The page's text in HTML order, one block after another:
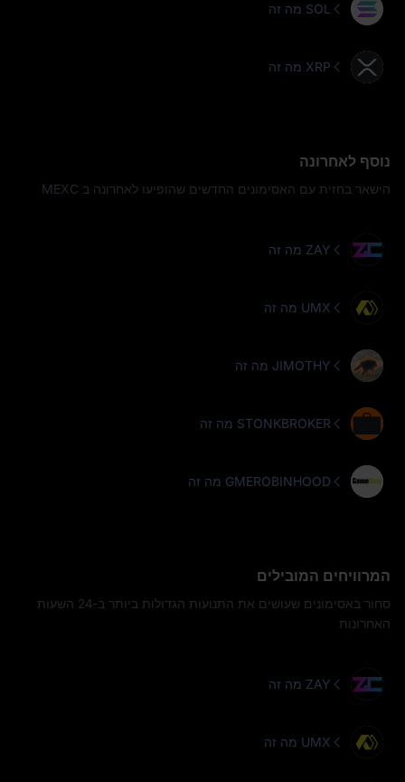
מה זה SOL
מה זה XRP
נוסף לאחרונה
הישאר בחזית עם האסימונים החדשים שהופיעו לאחרונה ב MEXC
מה זה ZAY
מה זה UMX
מה זה JIMOTHY
מה זה STONKBROKER
מה זה GMEROBINHOOD
המרוויחים המובילים
סחור באסימונים שעושים את התנועות הגדולות ביותר ב-24 השעות
האחרונות
מה זה ZAY
מה זה UMX